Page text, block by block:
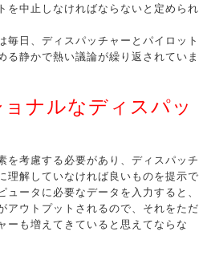
を中止しなければならないと定められ
毎日、ディスパッチャーとパイロット
る静かで熱い議論が繰り返されていま
ナルなディスパッ
を考慮する必要があり、ディスパッチ
理解していなければ良いものを提示で
ュータに必要なデータを入力すると、
アウトプットされるので、それをただ
ーも増えてきていると思えてならな